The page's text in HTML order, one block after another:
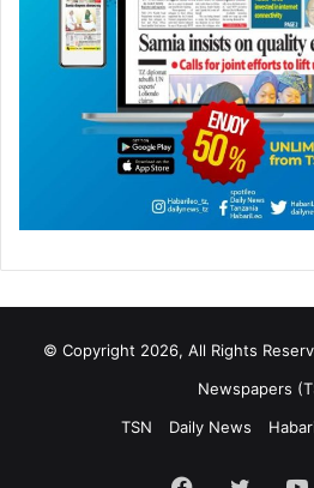
© Copyright 2026, All Rights
Newspapers
TSN
Daily News